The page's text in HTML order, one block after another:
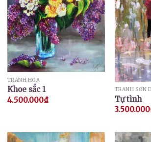
TRANH HOA
Khoe sắc 1
4.500.000₫
TRANH SƠN
Tự tình
3.500.000